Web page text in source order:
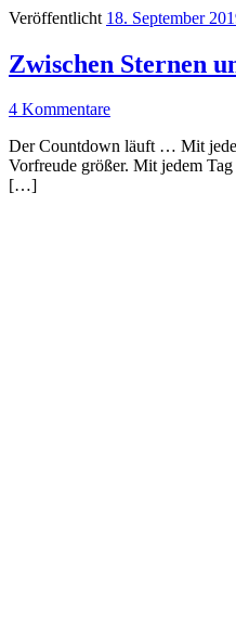
Veröffentlicht 18. September
Zwischen Sternen
4 Kommentare
Der Countdown läuft … Mit
Vorfreude größer. Mit jedem
[…]